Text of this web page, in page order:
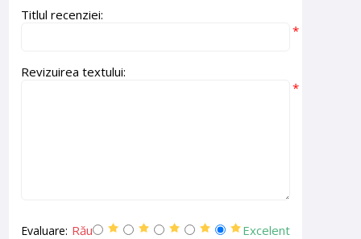
Titlul recenziei:
*
Revizuirea textului:
*
Evaluare: Rău Excelent